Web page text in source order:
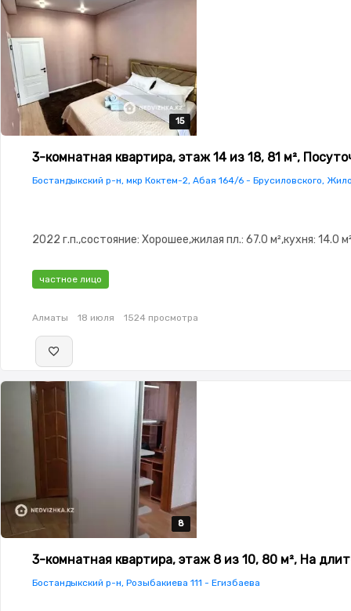
15
15
15
15
15
3-комнатная квартира, этаж 14 из 18, 81 м²,
Бостандыкский р-н, мкр Коктем-2, Абая 164/6 - Брусиловского,
2022 г.п.,состояние: Хорошее,жилая пл.: 67.0 м²,кухня: 14.0
частное лицо
Алматы 18 июля 1524 просмотра
8
8
8
8
8
3-комнатная квартира, этаж 8 из 10, 80 м², На
Бостандыкский р-н, Розыбакиева 111 - Егизбаева